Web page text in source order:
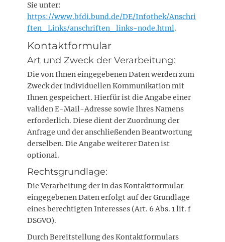
Sie unter:
https://www.bfdi.bund.de/DE/Infothek/Anschri
ften_Links/anschriften_links-node.html.
Kontaktformular
Art und Zweck der Verarbeitung:
Die von Ihnen eingegebenen Daten werden zum
Zweck der individuellen Kommunikation mit
Ihnen gespeichert. Hierfür ist die Angabe einer
validen E-Mail-Adresse sowie Ihres Namens
erforderlich. Diese dient der Zuordnung der
Anfrage und der anschließenden Beantwortung
derselben. Die Angabe weiterer Daten ist
optional.
Rechtsgrundlage:
Die Verarbeitung der in das Kontaktformular
eingegebenen Daten erfolgt auf der Grundlage
eines berechtigten Interesses (Art. 6 Abs. 1 lit. f
DSGVO).
Durch Bereitstellung des Kontaktformulars